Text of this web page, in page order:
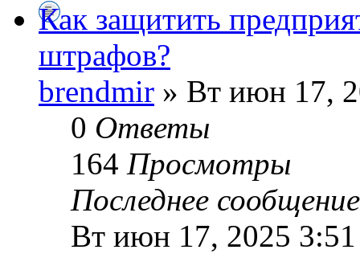
Как защитить
штрафов?
brendmir » Вт июн 17,
0 Ответы
164 Просмотры
Последнее
Вт июн 17, 2025